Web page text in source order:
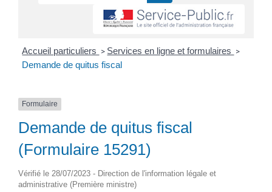
Accueil particuliers > Services en ligne et formulaires >
Demande de quitus fiscal
Formulaire
Demande de quitus fiscal
(Formulaire 15291)
Vérifié le 28/07/2023 - Direction de l'information légale et
administrative (Première ministre)